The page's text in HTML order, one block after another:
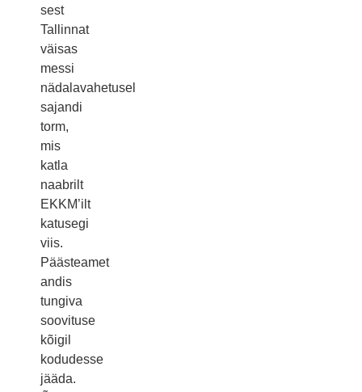
sest
Tallinnat
väisas
messi
nädalavahetusel
sajandi
torm,
mis
katla
naabrilt
EKKM’ilt
katusegi
viis.
Päästeamet
andis
tungiva
soovituse
kõigil
kodudesse
jääda.